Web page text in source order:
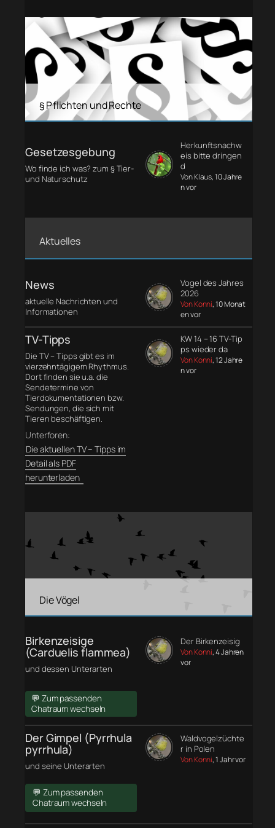
§ Pflichten und Rechte
Gesetzesgebung
Wo finde ich was? zum § Tier-
und Naturschutz
Herkunftsnachw
eis bitte dringen
d
Von Klaus, 10 Jahre
n vor
Aktuelles
News
aktuelle Nachrichten und
Informationen
Vogel des Jahres
2026
Von Konni, 10 Monat
en vor
TV-Tipps
Die TV – Tipps gibt es im
vierzehntägigem Rhythmus.
Dort finden sie u.a. die
Sendetermine von
Tierdokumentationen bzw.
Sendungen, die sich mit
Tieren beschäftigen.
Unterforen:
Die aktuellen TV – Tipps im
Detail als PDF
herunterladen
KW 14 – 16 TV-Tip
ps wieder da
Von Konni, 12 Jahre
n vor
Die Vögel
Birkenzeisige
(Carduelis flammea)
und dessen Unterarten
💬 Zum passenden
Chatraum wechseln
Der Birkenzeisig
Von Konni, 4 Jahren
vor
Der Gimpel (Pyrrhula
pyrrhula)
und seine Unterarten
💬 Zum passenden
Chatraum wechseln
Waldvogelzüchte
r in Polen
Von Konni, 1 Jahr vor